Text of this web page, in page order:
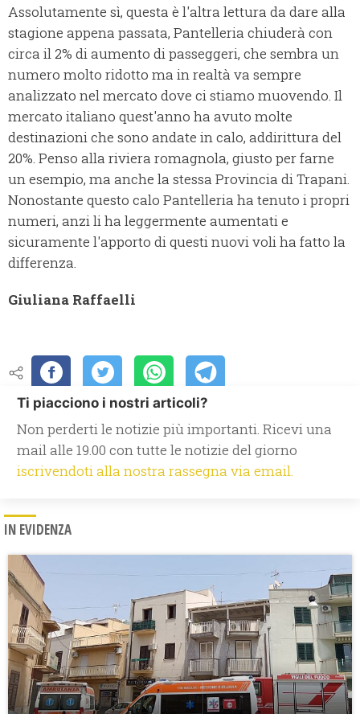
Assolutamente sì, questa è l'altra lettura da dare alla
stagione appena passata, Pantelleria chiuderà con
circa il 2% di aumento di passeggeri, che sembra un
numero molto ridotto ma in realtà va sempre
analizzato nel mercato dove ci stiamo muovendo. Il
mercato italiano quest'anno ha avuto molte
destinazioni che sono andate in calo, addirittura del
20%. Penso alla riviera romagnola, giusto per farne
un esempio, ma anche la stessa Provincia di Trapani.
Nonostante questo calo Pantelleria ha tenuto i propri
numeri, anzi li ha leggermente aumentati e
sicuramente l'apporto di questi nuovi voli ha fatto la
differenza.
Giuliana Raffaelli
Ti piacciono i nostri articoli?
Non perderti le notizie più importanti. Ricevi una
mail alle 19.00 con tutte le notizie del giorno
iscrivendoti alla nostra rassegna via email.
IN EVIDENZA